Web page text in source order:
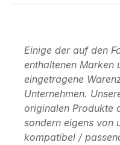
Einige der auf den
enthaltenen Marken
eingetragene
Unternehmen.
originalen Produkte
sondern eigens von
kompatibel /